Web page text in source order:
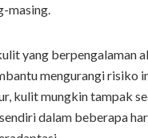
masing.
yang berpengalaman
mengurangi risiko
kulit mungkin tampak
dalam beberapa